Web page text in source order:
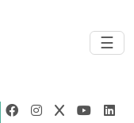
☰